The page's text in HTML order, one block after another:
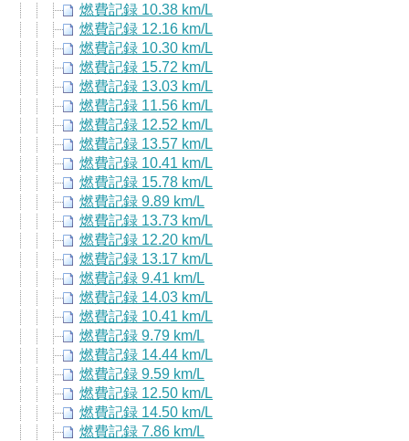
燃費記録 10.38 km/L
燃費記録 12.16 km/L
燃費記録 10.30 km/L
燃費記録 15.72 km/L
燃費記録 13.03 km/L
燃費記録 11.56 km/L
燃費記録 12.52 km/L
燃費記録 13.57 km/L
燃費記録 10.41 km/L
燃費記録 15.78 km/L
燃費記録 9.89 km/L
燃費記録 13.73 km/L
燃費記録 12.20 km/L
燃費記録 13.17 km/L
燃費記録 9.41 km/L
燃費記録 14.03 km/L
燃費記録 10.41 km/L
燃費記録 9.79 km/L
燃費記録 14.44 km/L
燃費記録 9.59 km/L
燃費記録 12.50 km/L
燃費記録 14.50 km/L
燃費記録 7.86 km/L